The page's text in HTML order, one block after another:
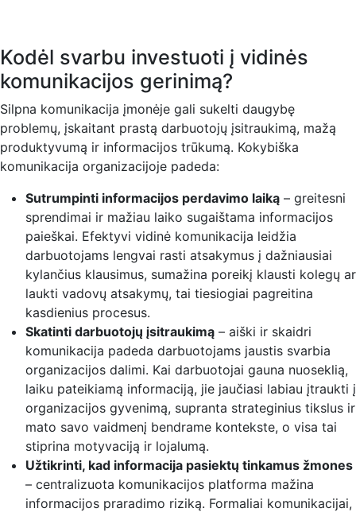
Kodėl svarbu investuoti į vidinės
komunikacijos gerinimą?
Silpna komunikacija įmonėje gali sukelti daugybę
problemų, įskaitant prastą darbuotojų įsitraukimą, mažą
produktyvumą ir informacijos trūkumą. Kokybiška
komunikacija organizacijoje padeda:
Sutrumpinti informacijos perdavimo laiką – greitesni
sprendimai ir mažiau laiko sugaištama informacijos
paieškai. Efektyvi vidinė komunikacija leidžia
darbuotojams lengvai rasti atsakymus į dažniausiai
kylančius klausimus, sumažina poreikį klausti kolegų ar
laukti vadovų atsakymų, tai tiesiogiai pagreitina
kasdienius procesus.
Skatinti darbuotojų įsitraukimą – aiški ir skaidri
komunikacija padeda darbuotojams jaustis svarbia
organizacijos dalimi. Kai darbuotojai gauna nuoseklią,
laiku pateikiamą informaciją, jie jaučiasi labiau įtraukti į
organizacijos gyvenimą, supranta strateginius tikslus ir
mato savo vaidmenį bendrame kontekste, o visa tai
stiprina motyvaciją ir lojalumą.
Užtikrinti, kad informacija pasiektų tinkamus žmones
– centralizuota komunikacijos platforma mažina
informacijos praradimo riziką. Formaliai komunikacijai,